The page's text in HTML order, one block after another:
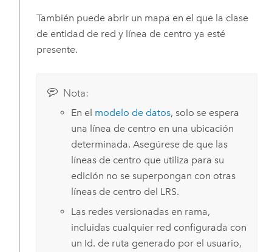
También puede abrir un mapa en el que la clase
de entidad de red y línea de centro ya esté
presente.
Nota:
En el modelo de datos, solo se espera
una línea de centro en una ubicación
determinada. Asegúrese de que las
líneas de centro que utiliza para su
edición no se superpongan con otras
líneas de centro del LRS.
Las redes versionadas en rama,
incluidas cualquier red configurada con
un Id. de ruta generado por el usuario,